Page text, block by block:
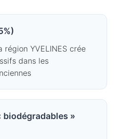
région YVELINES crée
dans les
biodégradables »